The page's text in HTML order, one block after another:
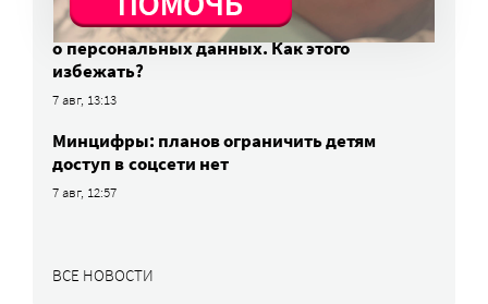
НКО часто рискуют нарушить закон
о персональных данных. Как этого
избежать?
7 авг, 13:13
Минцифры: планов ограничить детям
доступ в соцсети нет
7 авг, 12:57
ВСЕ НОВОСТИ